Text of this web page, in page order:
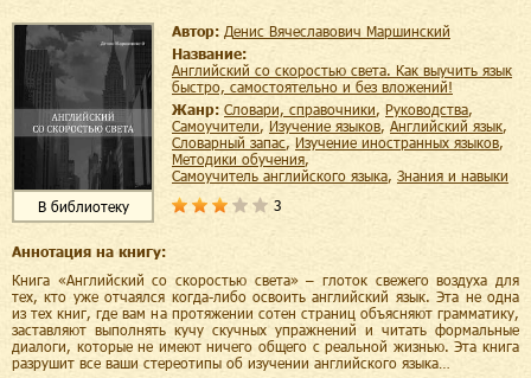
В библиотеку
Автор:
Денис Вячеславович Маршинский
Название:
Английский со скоростью света. Как выучить язык
быстро, самостоятельно и без вложений!
Жанр:
словари, справочники руководства
самоучители
изучение языков английский язык
словарный запас
изучение иностранных языков
методики обучения
самоучитель английского языка
знания и навыки
3
Аннотация на книгу:
Книга «Английский со скоростью света» – глоток свежего воздуха для
тех, кто уже отчаялся когда-либо освоить английский язык. Эта не одна
из тех книг, где вам на протяжении сотен страниц объясняют грамматику,
заставляют выполнять кучу скучных упражнений и читать формальные
диалоги, которые не имеют ничего общего с реальной жизнью. Эта книга
разрушит все ваши стереотипы об изучении английского языка…